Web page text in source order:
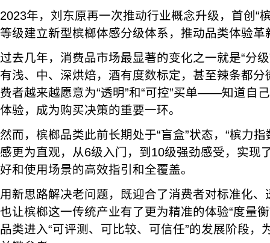
2023年，刘东原再一次推动行业概念升级，首创“
等级建立新型槟榔体感分级体系，推动品类体验革
过去几年，消费品市场最显著的变化之一就是“分
有浅、中、深烘焙，酒有度数标定，甚至辣条都
费者越来越愿意为“透明”和“可控”买单——知道自
体验，成为购买决策的重要一环。
然而，槟榔品类此前长期处于“盲盒”状态，“槟力
感更为直观，从6级入门，到10级强劲感受，实现
好和使用场景的高效指引和全覆盖。
用新思路解决老问题，既迎合了消费者对标准化
也让槟榔这一传统产业有了更为精准的体验“度量
品类进入“可评测、可比较、可信任”的发展阶段，